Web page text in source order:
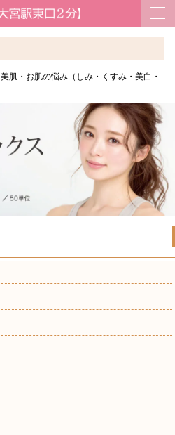
美肌・お肌の悩み（しみ・くすみ・美白・